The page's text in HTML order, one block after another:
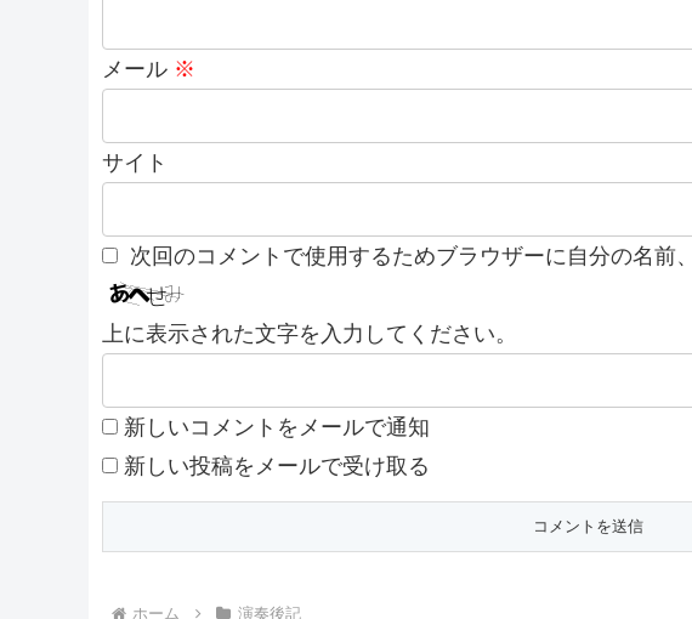
メール ※
サイト
次回のコメントで使用するためブラウザーに自分の名前
上に表示された文字を入力してください。
新しいコメントをメールで通知
新しい投稿をメールで受け取る
ホーム 演奏後記